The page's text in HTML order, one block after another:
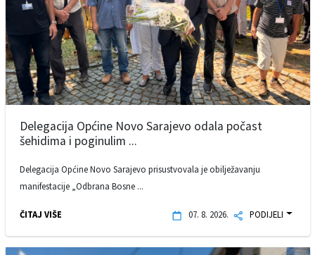
Delegacija Općine Novo Sarajevo odala počast
šehidima i poginulim ...
Delegacija Općine Novo Sarajevo prisustvovala je obilježavanju
manifestacije „Odbrana Bosne ...
ČITAJ VIŠE 07. 8. 2026. PODIJELI